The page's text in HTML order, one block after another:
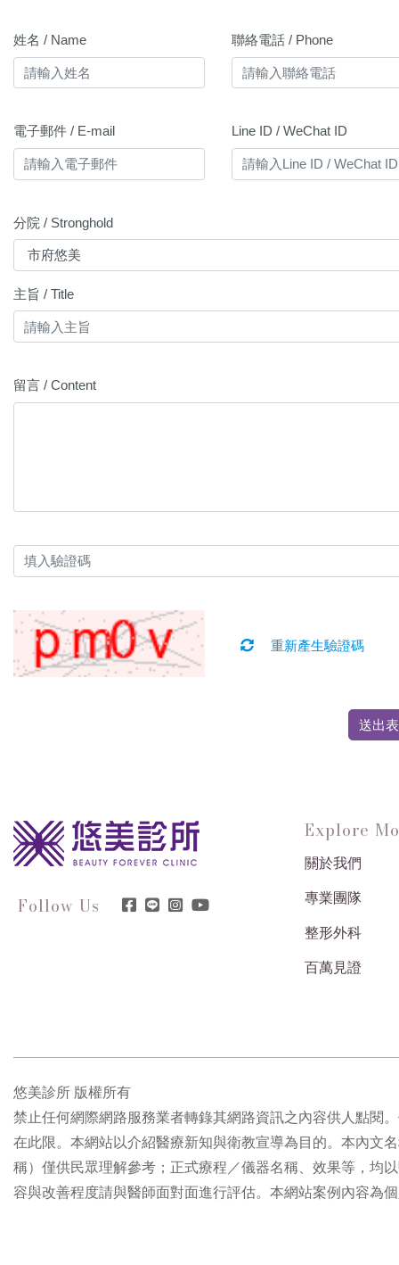
姓名 / Name 聯絡電話 / Phone
電子郵件 / E-mail Line ID / WeChat ID
分院 / Stronghold
主旨 / Title
留言 / Content
重新產生驗證碼
送出
Follow Us
Explore
關於我們
專業團隊
整形外科
百萬見證
悠美診所 版權所有
禁止任何網際網路服務業者轉錄其網路資訊之內容供人點閱
在此限。本網站以介紹醫療新知與衛教宣導為目的。本內文
稱）僅供民眾理解參考；正式療程／儀器名稱、效果等，均
容與改善程度請與醫師面對面進行評估。本網站案例內容為